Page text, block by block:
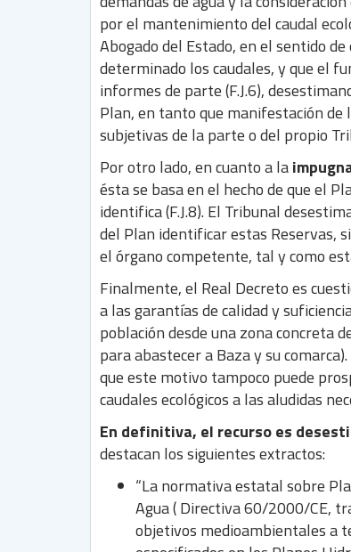
por el mantenimiento del caudal
Abogado del Estado, en el sentido
determinado los caudales, y que el
informes de parte (F.J.6),
Plan, en tanto que manifestación
subjetivas de la parte o del propio
Por otro lado, en cuanto a la
ésta se basa en el hecho de que el
identifica (F.J.8). El Tribunal
del Plan identificar estas Reservas,
el órgano competente, tal y como
Finalmente, el Real Decreto es
a las garantías de calidad y
población desde una zona concreta
para abastecer a Baza y su
que este motivo tampoco puede
caudales ecológicos a las aludidas
En definitiva, el recurso es
destacan los siguientes extractos:
“La normativa estatal sobre
Agua ( Directiva 60/2000/CE,
objetivos medioambientales a